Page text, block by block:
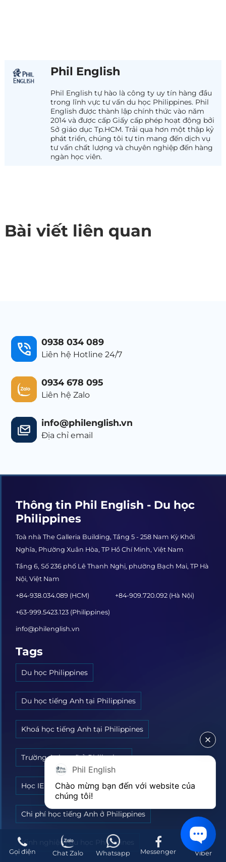
Phil English
Phil English tự hào là công ty uy tín hàng đầu
trong lĩnh vực tư vấn du học Philippines. Phil
English được thành lập chính thức vào năm
2014 và được cấp Giấy cấp phép hoạt động bởi
Sở giáo dục Tp.HCM. Trải qua hơn một thập kỷ
phát triển, chúng tôi tự tin mang đến dịch vụ
tư vấn chất lượng và chuyên nghiệp đến hàng
ngàn học viên.
Bài viết liên quan
0938 034 089
Liên hệ Hotline 24/7
0934 678 095
Liên hệ Zalo
info@philenglish.vn
Địa chỉ email
Thông tin Phil English - Du học
Philippines
Toà nhà The Galleria Building, Tầng 5 - 258 Nam Kỳ Khởi
Nghĩa, Phường Xuân Hòa, TP Hồ Chí Minh, Việt Nam
Tầng 6, Số 236 phố Lê Thanh Nghị, phường Bạch Mai, TP Hà
Nội, Việt Nam
+84-938.034.089 (HCM) +84-909.720.092 (Hà Nội)
+63-999.5423.123 (Philippines)
info@philenglish.vn
Tags
Du học Philippines
Du học tiếng Anh tại Philippines
Khoá học tiếng Anh tại Philippines
Trường Anh ngữ ở Philippines
Học IELTS ở Philippines
Chi phí học tiếng Anh ở Philippines
Kinh nghiệm du học Philippines
Gọi điện Chat Zalo Whatsapp Messenger Viber
Phil English
Chào mừng bạn đến với website của
chúng tôi!